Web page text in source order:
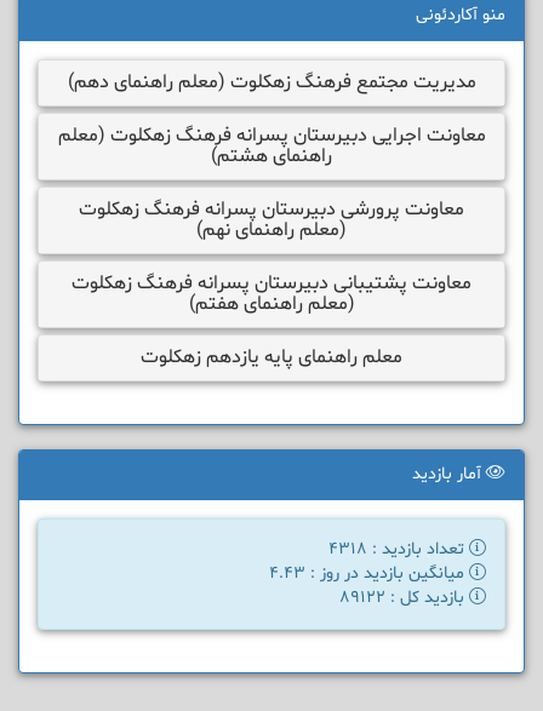
منو آکاردئونی
مدیریت مجتمع فرهنگ زهکلوت (معلم راهنمای دهم)
معاونت اجرایی دبیرستان پسرانه فرهنگ زهکلوت (معلم
راهنمای هشتم)
معاونت پرورشی دبیرستان پسرانه فرهنگ زهکلوت
(معلم راهنمای نهم)
معاونت پشتیبانی دبیرستان پسرانه فرهنگ زهکلوت
(معلم راهنمای هفتم)
معلم راهنمای پایه یازدهم زهکلوت
آمار بازدید
تعداد بازدید : 4318
میانگین بازدید در روز : 4.43
بازدید کل : 89122